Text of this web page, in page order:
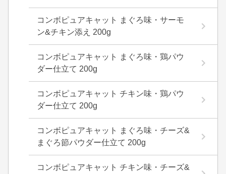
コンボピュアキャット まぐろ味・サーモ
ン&チキン添え 200g
コンボピュアキャット まぐろ味・鶏パウ
ダー仕立て 200g
コンボピュアキャット チキン味・鶏パウ
ダー仕立て 200g
コンボピュアキャット まぐろ味・チーズ&
まぐろ節パウダー仕立て 200g
コンボピュアキャット チキン味・チーズ&